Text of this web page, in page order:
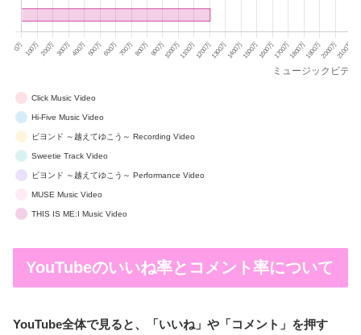
Click Music Video
Hi-Five Music Video
ビヨンド ～越えてゆこう～ Recording Video
Sweetie Track Video
ビヨンド ～越えてゆこう～ Performance Video
MUSE Music Video
THIS IS ME:I Music Video
YouTubeのいいね率とコメント率について
YouTube全体で見ると、「いいね」や「コメント」を押す